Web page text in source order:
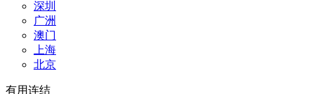
深圳
广洲
澳门
上海
北京
有用连结